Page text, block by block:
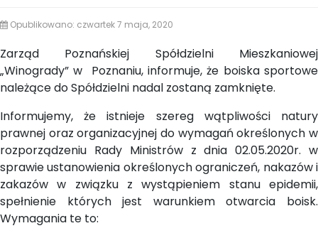
Opublikowano: czwartek 7 maja, 2020
Zarząd Poznańskiej Spółdzielni Mieszkaniowej
„Winogrady” w Poznaniu, informuje, że boiska sportowe
należące do Spółdzielni nadal zostaną zamknięte.
Informujemy, że istnieje szereg wątpliwości natury
prawnej oraz organizacyjnej do wymagań określonych w
rozporządzeniu Rady Ministrów z dnia 02.05.2020r. w
sprawie ustanowienia określonych ograniczeń, nakazów i
zakazów w związku z wystąpieniem stanu epidemii,
spełnienie których jest warunkiem otwarcia boisk.
Wymagania te to: